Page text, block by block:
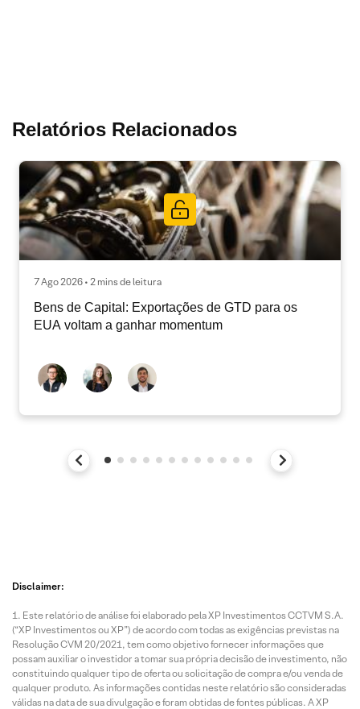
Relatórios Relacionados
7 Ago 2026 • 2 mins de leitura
Bens de Capital: Exportações de GTD para os
EUA voltam a ganhar momentum
Disclaimer:
Este relatório de análise foi elaborado pela XP Investimentos CCTVM S.A.
(“XP Investimentos ou XP”) de acordo com todas as exigências previstas na
Resolução CVM 20/2021, tem como objetivo fornecer informações que
possam auxiliar o investidor a tomar sua própria decisão de investimento, não
constituindo qualquer tipo de oferta ou solicitação de compra e/ou venda de
qualquer produto. As informações contidas neste relatório são consideradas
válidas na data de sua divulgação e foram obtidas de fontes públicas. A XP